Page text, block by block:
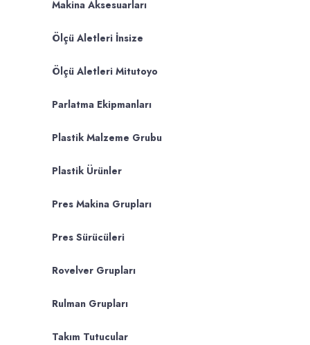
Makina Aksesuarları
Ölçü Aletleri İnsize
Ölçü Aletleri Mitutoyo
Parlatma Ekipmanları
Plastik Malzeme Grubu
Plastik Ürünler
Pres Makina Grupları
Pres Sürücüleri
Rovelver Grupları
Rulman Grupları
Takım Tutucular